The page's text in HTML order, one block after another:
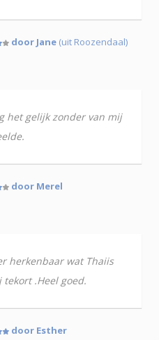
door Jane (uit Roozendaal)
het gelijk zonder van mij
door Merel
herkenbaar wat Thaiis
.Heel goed.
door Esther